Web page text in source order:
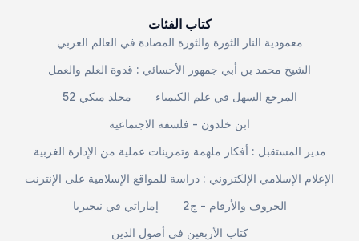
كتاب الفئات
معمودية النار الثورة والثورة المضادة في العالم العربي
الشيخ محمد بن أبي جمهور الأحسائي : قدوة العلم والعمل
مجلد ميكي 52
المرجع السهل في علم الكيمياء
ابن خلدون - فلسفة الاجتماعية
مدير المستقبل : أفكار ملهمة وتمرينات عملية من الإدارة الغربية
الإعلام الإسلامي الإلكتروني : دراسة للمواقع الإسلامية على الإنترنت
إماراتي في نيجيريا
الحروف والأرقام - ج2
كتاب الأربعين في أصول الدين